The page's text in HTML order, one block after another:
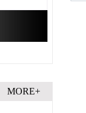
MORE+